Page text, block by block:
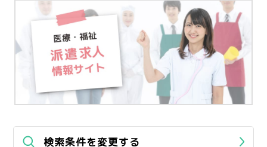
検索条件を変更する